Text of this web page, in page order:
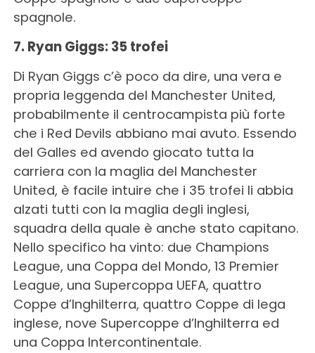
spagnole.
7. Ryan Giggs: 35 trofei
Di Ryan Giggs c’è poco da dire, una vera e
propria leggenda del Manchester United,
probabilmente il centrocampista più forte
che i Red Devils abbiano mai avuto. Essendo
del Galles ed avendo giocato tutta la
carriera con la maglia del Manchester
United, è facile intuire che i 35 trofei li abbia
alzati tutti con la maglia degli inglesi,
squadra della quale è anche stato capitano.
Nello specifico ha vinto: due Champions
League, una Coppa del Mondo, 13 Premier
League, una Supercoppa UEFA, quattro
Coppe d’Inghilterra, quattro Coppe di lega
inglese, nove Supercoppe d’Inghilterra ed
una Coppa Intercontinentale.